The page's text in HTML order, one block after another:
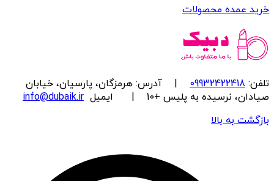
خرید عمده محصولات
تلفن: 09932422418 | آدرس: هرمزگان، پارسیان، خیابان
صیادان، نرسیده به پلیس +10 | ایمیل
info@dubaik.ir
بازگشت به بالا